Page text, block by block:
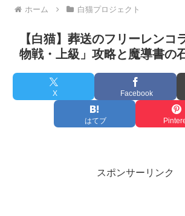
ホーム 白猫プロジェクト
【白猫】葬送のフリーレンコ
物戦・上級」攻略と魔導書の
X Facebook
はてブ
スポンサーリンク